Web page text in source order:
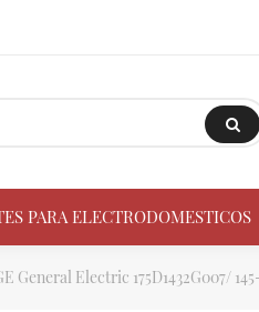
PARA ELECTRODOMESTICOS
General Electric 175D1432G007/